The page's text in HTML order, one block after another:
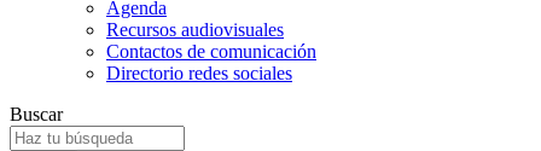
Agenda
Recursos audiovisuales
Contactos de comunicación
Directorio redes sociales
Buscar